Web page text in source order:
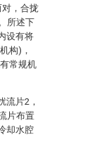
对，合拢
所述下
设有将
构)，
常规机
流片2，
片布置
却水腔